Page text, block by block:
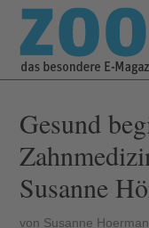
Gesund
Susanne
von Susanne